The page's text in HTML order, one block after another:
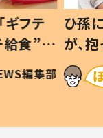
フテ
食”を
の親
編集部
ひ孫
が、
「涙
い」